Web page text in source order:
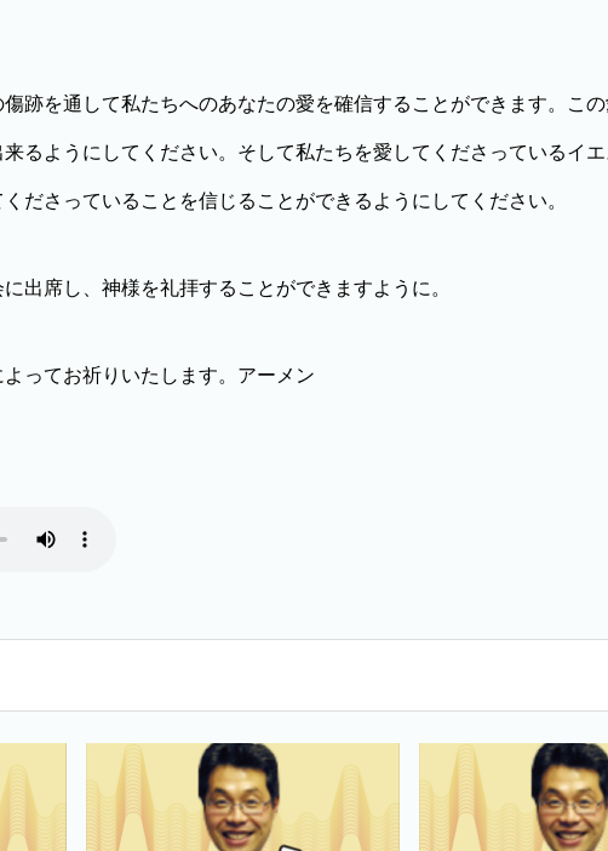
跡を通して私たちへのあなたの愛を確信することができます。こ
るようにしてください。そして私たちを愛してくださっているイ
ださっていることを信じることができるようにしてください。
出席し、神様を礼拝することができますように。
ってお祈りいたします。アーメン